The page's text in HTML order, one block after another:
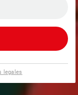
legales